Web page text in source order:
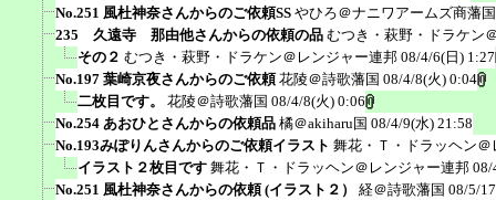
No.251 風杜神奈さんからのご依頼SS やひろ＠ナニワアームズ商藩国
235 久遠寺 那由他さんからの依頼の品 むつき・萩野・ドラケン
その２ むつき・萩野・ドラケン＠レンジャー連邦 08/4/6(日) 1:27
No.197 葉崎京夜さんからのご依頼 花陵＠詩歌藩国 08/4/8(火) 0:04
二枚目です。
花陵＠詩歌藩国 08/4/8(火) 0:06
No.254 あおひとさんからの依頼品 橘＠akiharu国 08/4/9(水) 21:58
No.193みぽりんさんからのご依頼イラスト 舞花・Ｔ・ドラッヘン
イラスト２枚目です 舞花・Ｔ・ドラッヘン＠レンジャー連邦 08/
No.251 風杜神奈さんからの依頼 (イラスト２）
経＠詩歌藩国 08/5/